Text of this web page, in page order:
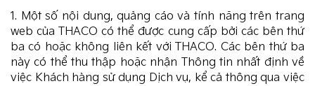
1. Một số nội dung, quảng cáo và tính năng trên trang
web của THACO có thể được cung cấp bởi các bên thứ
ba có hoặc không liên kết với THACO. Các bên thứ ba
này có thể thu thập hoặc nhận Thông tin nhất định về
việc Khách hàng sử dụng Dịch vụ, kể cả thông qua việc